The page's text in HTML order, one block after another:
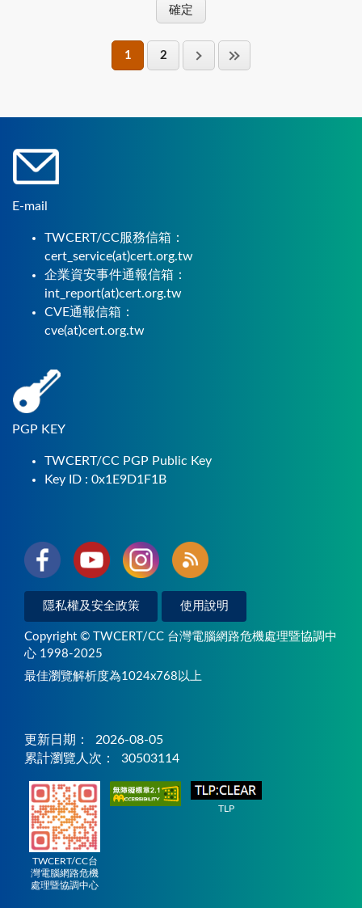
1 2
E-mail
TWCERT/CC服務信箱：
cert_service(at)cert.org.tw
企業資安事件通報信箱：
int_report(at)cert.org.tw
CVE通報信箱：
cve(at)cert.org.tw
PGP KEY
TWCERT/CC PGP Public Key
Key ID : 0x1E9D1F1B
隱私權及安全政策 使用說明
Copyright © TWCERT/CC 台灣電腦網路危機處理暨協調中
心 1998-2025
最佳瀏覽解析度為1024x768以上
更新日期：
2026-08-05
累計瀏覽人次：
30503114
TWCERT/CC台
灣電腦網路危機
處理暨協調中心
TLP